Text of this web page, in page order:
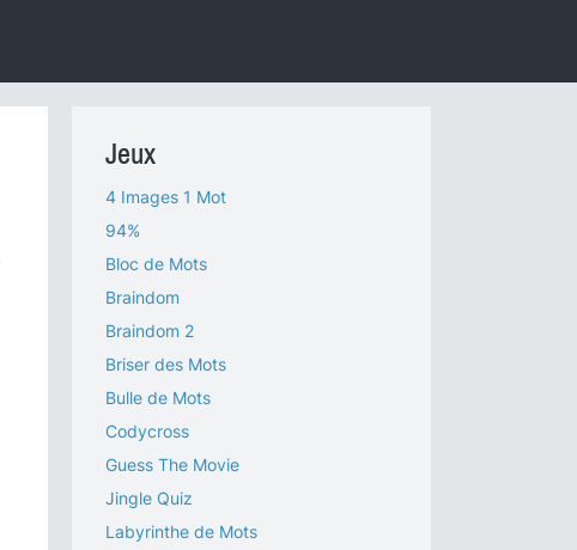
Jeux
4 Images 1 Mot
94%
Bloc de Mots
Braindom
Braindom 2
Briser des Mots
Bulle de Mots
Codycross
Guess The Movie
Jingle Quiz
Labyrinthe de Mots